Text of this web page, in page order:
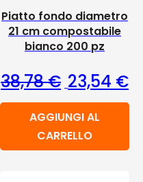
Piatto fondo diametro
21 cm compostabile
bianco 200 pz
38,78€ Il prezzo
23,54 €Il
AGGIUNGI AL
CARRELLO